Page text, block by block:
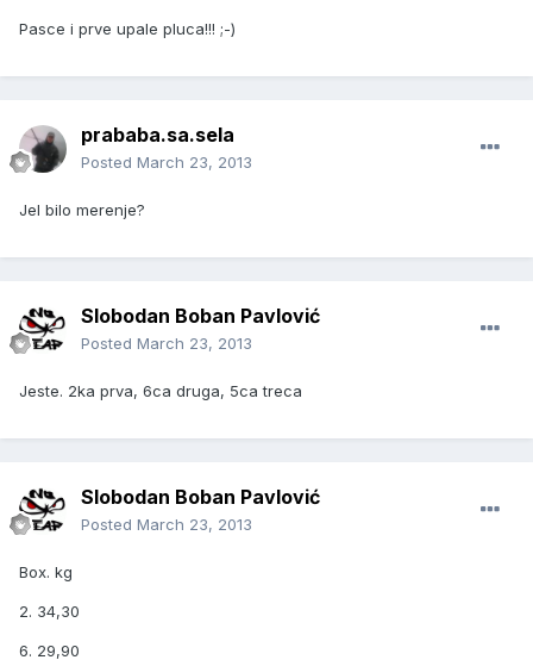
Pasce i prve upale pluca!!! ;-)
prababa.sa.sela
Posted March 23, 2013
Jel bilo merenje?
Slobodan Boban Pavlović
Posted March 23, 2013
Jeste. 2ka prva, 6ca druga, 5ca treca
Slobodan Boban Pavlović
Posted March 23, 2013
Box. kg
2. 34,30
6. 29,90